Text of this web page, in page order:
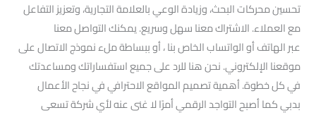
تحسين محركات البحث، وزيادة الوعي بالعلامة التجارية، وتعزيز التفاعل
مع العملاء. الاشتراك معنا سهل وسريع. يمكنك التواصل معنا
عبر الهاتف أو الواتساب الخاص بنا ، أو ببساطة ملء نموذج الاتصال على
موقعنا الإلكتروني. نحن هنا للرد على جميع استفساراتك ومساعدتك
في كل خطوة. أهمية تصميم المواقع الاحترافي في نجاح الأعمال
بدبي كما أصبح التواجد الرقمي أمرًا لا غنى عنه لأي شركة تسعى